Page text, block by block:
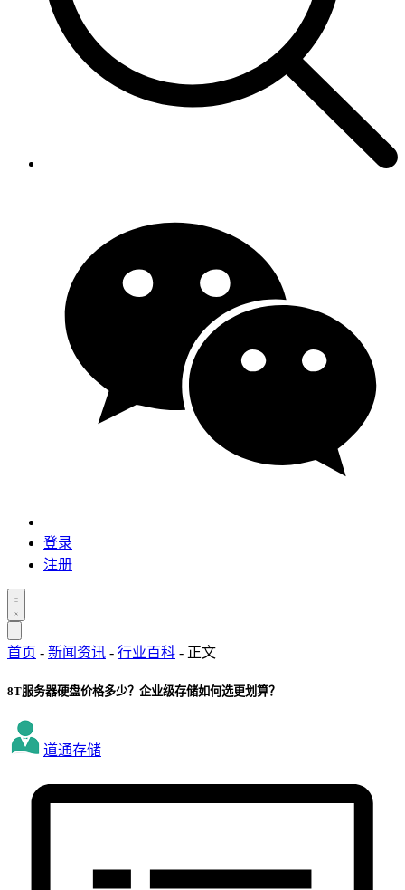
登录
注册
首页 - 新闻资讯 - 行业百科 - 正文
8T服务器硬盘价格多少？企业级存储如何选更划算？
道通存储